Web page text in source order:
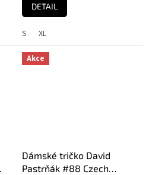
DETAIL
S XL
Akce
Dámské tričko David
Pastrňák #88 Czech